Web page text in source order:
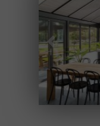
Previous